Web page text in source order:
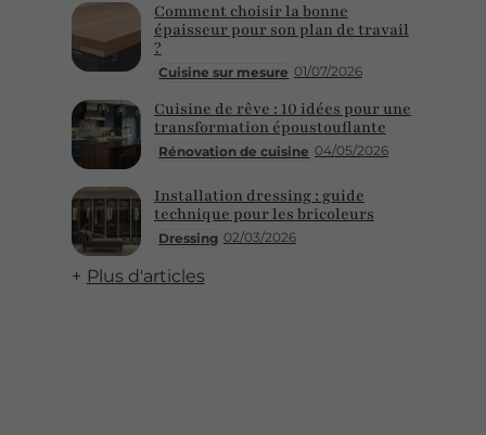
Cuisine sur mesure 01/07/2026
Comment choisir la bonne
épaisseur pour son plan de travail
?
Rénovation de cuisine 04/05/2026
Cuisine de rêve : 10 idées pour une
transformation époustouflante
Dressing 02/03/2026
Installation dressing : guide
technique pour les bricoleurs
Plus d'articles